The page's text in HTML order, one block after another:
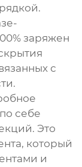
заряжен
с
себе
Это
который
и